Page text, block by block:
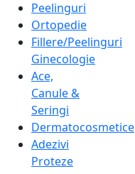
Peelinguri
Ortopedie
Fillere/Peelinguri
Ginecologie
Ace,
Canule &
Seringi
Dermatocosmetice
Adezivi
Proteze